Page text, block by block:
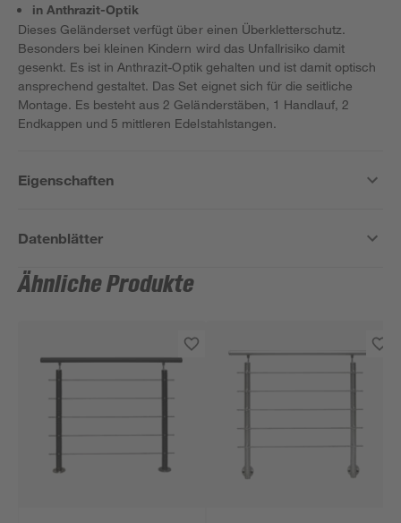
in Anthrazit-Optik
Dieses Geländerset verfügt über einen Überkletterschutz.
Besonders bei kleinen Kindern wird das Unfallrisiko damit
gesenkt. Es ist in Anthrazit-Optik gehalten und ist damit optisch
ansprechend gestaltet. Das Set eignet sich für die seitliche
Montage. Es besteht aus 2 Geländerstäben, 1 Handlauf, 2
Endkappen und 5 mittleren Edelstahlstangen.
Eigenschaften
Datenblätter
Ähnliche Produkte